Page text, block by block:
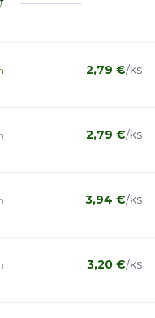
2,79 €/ks
2,79 €/ks
3,94 €/ks
3,20 €/ks